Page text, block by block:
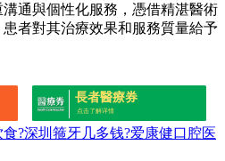
通與個性化服務，憑借精湛醫術
者對其治療效果和服務質量給予
長者醫療券
点击了解详情
?深圳箍牙几多钱?爱康健口腔医